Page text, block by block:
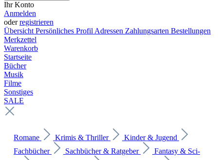
Ihr Konto
Anmelden
oderregistrieren
Übersicht Persönliches Profil Adressen Zahlungsarten Bestellungen
Merkzettel
Warenkorb
Startseite
Bücher
Musik
Filme
Sonstiges
SALE
Romane Krimis & Thriller
Kinder & Jugend
Fachbücher
Sachbücher & Ratgeber
Fantasy & Sci-